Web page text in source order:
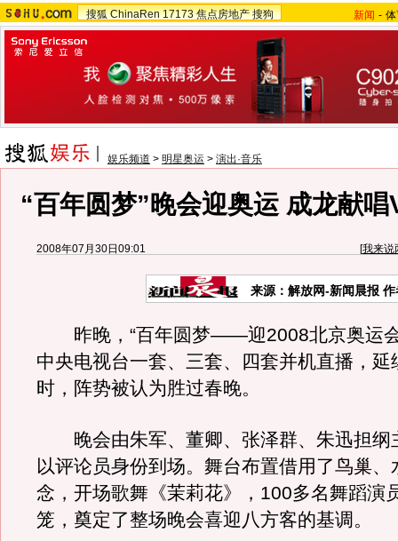
搜狐 ChinaRen 17173 焦点房地产 搜狗 新闻 -
娱乐频道 > 明星奥运 > 演出·音乐
“百年圆梦”晚会迎奥运 成龙献
2008年07月30日09:01 [我来说
来源：解放网-新闻晨报
昨晚，“百年圆梦——迎2008北京奥运会
中央电视台一套、三套、四套并机直播，延
时，阵势被认为胜过春晚。
晚会由朱军、董卿、张泽群、朱迅担纲
以评论员身份到场。舞台布置借用了鸟巢、
念，开场歌舞《茉莉花》，100多名舞蹈演
笼，奠定了整场晚会喜迎八方客的基调。